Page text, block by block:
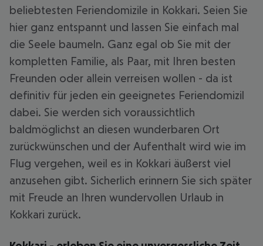
beliebtesten Feriendomizile in Kokkari. Seien Sie
hier ganz entspannt und lassen Sie einfach mal
die Seele baumeln. Ganz egal ob Sie mit der
kompletten Familie, als Paar, mit Ihren besten
Freunden oder allein verreisen wollen - da ist
definitiv für jeden ein geeignetes Feriendomizil
dabei. Sie werden sich voraussichtlich
baldmöglichst an diesen wunderbaren Ort
zurückwünschen und der Aufenthalt wird wie im
Flug vergehen, weil es in Kokkari äußerst viel
anzusehen gibt. Sicherlich erinnern Sie sich später
mit Freude an Ihren wundervollen Urlaub in
Kokkari zurück.